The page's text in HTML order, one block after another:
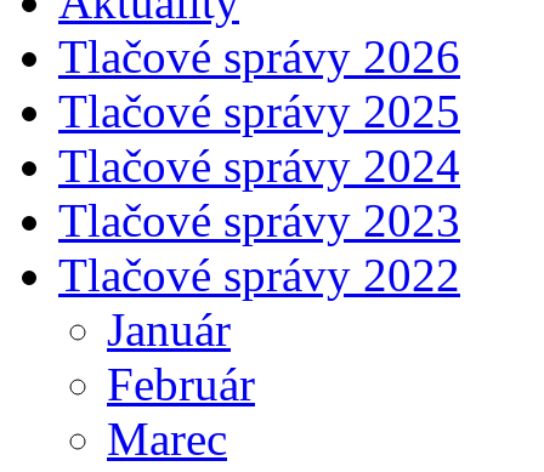
Tlačové správy 2026
Tlačové správy 2025
Tlačové správy 2024
Tlačové správy 2023
Tlačové správy 2022
Január
Február
Marec